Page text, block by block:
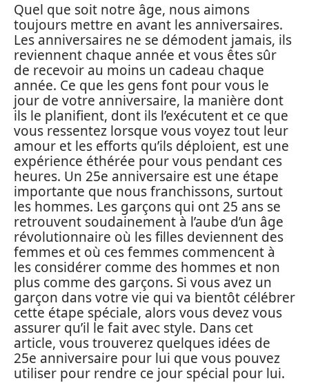
Quel que soit notre âge, nous aimons
toujours mettre en avant les anniversaires.
Les anniversaires ne se démodent jamais, ils
reviennent chaque année et vous êtes sûr
de recevoir au moins un cadeau chaque
année. Ce que les gens font pour vous le
jour de votre anniversaire, la manière dont
ils le planifient, dont ils l’exécutent et ce que
vous ressentez lorsque vous voyez tout leur
amour et les efforts qu’ils déploient, est une
expérience éthérée pour vous pendant ces
heures. Un 25e anniversaire est une étape
importante que nous franchissons, surtout
les hommes. Les garçons qui ont 25 ans se
retrouvent soudainement à l’aube d’un âge
révolutionnaire où les filles deviennent des
femmes et où ces femmes commencent à
les considérer comme des hommes et non
plus comme des garçons. Si vous avez un
garçon dans votre vie qui va bientôt célébrer
cette étape spéciale, alors vous devez vous
assurer qu’il le fait avec style. Dans cet
article, vous trouverez quelques idées de
25e anniversaire pour lui que vous pouvez
utiliser pour rendre ce jour spécial pour lui.